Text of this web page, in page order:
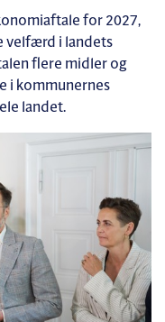
for 2027,
velfærd i landets
flere midler og
i kommunernes
landet.